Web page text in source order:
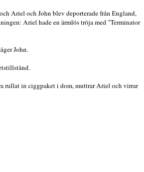
Ariel och John blev deporterade från England,
Ariel hade en ärmlös tröja med "Terminator
John.
rullat in ciggpaket i dom, muttrar Ariel och virrar